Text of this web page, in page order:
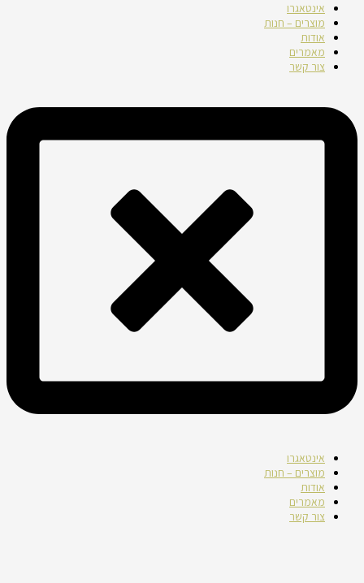
אינטאגרו
מוצרים – חנות
אודות
מאמרים
צור קשר
אינטאגרו
מוצרים – חנות
אודות
מאמרים
צור קשר